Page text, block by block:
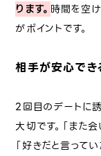
ります。 時間を空
がポイントです。
相手が安心で
2回目のデートに
大切です。「また
「好きだと言って